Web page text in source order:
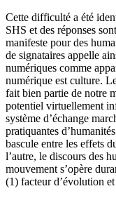
Cette difficulté a été
SHS et des réponses
manifeste pour des
de signataires appelle
numériques comme
numérique est culture.
fait bien partie de notre
potentiel virtuellement
système d’échange
pratiquantes
bascule entre les effets
l’autre, le discours des
mouvement s’opère
(1) facteur d’évolution